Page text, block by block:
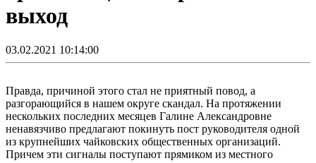
выход
03.02.2021 10:14:00
Правда, причиной этого стал не приятный повод, а
разгорающийся в нашем округе скандал. На протяжении
нескольких последних месяцев Галине Александровне
ненавязчиво предлагают покинуть пост руководителя одной
из крупнейших чайковских общественных организаций.
Причем эти сигналы поступают прямиком из местного